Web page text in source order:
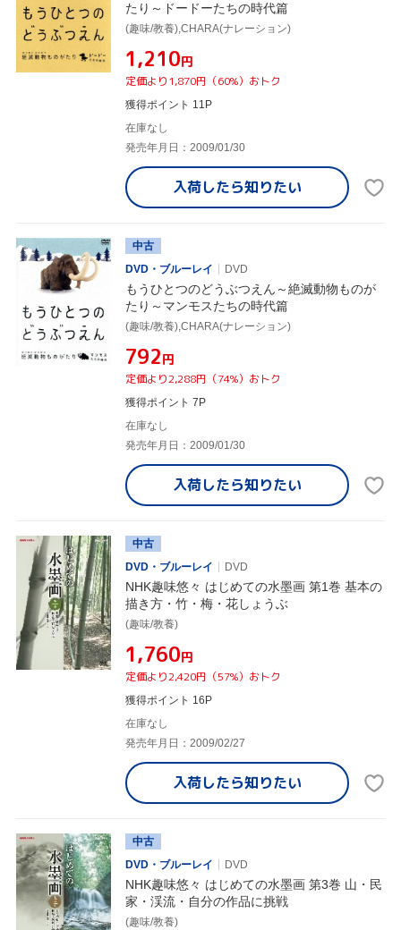
たり～ドードーたちの時代篇
(趣味/教養),CHARA(ナレーション)
¥1,210円
定価より1,870円（60%）おトク
獲得ポイント 11P
在庫なし
発売年月日：2009/01/30
入荷したら知りたい
中古
DVD・ブルーレイ
DVD
もうひとつのどうぶつえん～絶滅動物ものが
たり～マンモスたちの時代篇
(趣味/教養),CHARA(ナレーション)
¥792円
定価より2,288円（74%）おトク
獲得ポイント 7P
在庫なし
発売年月日：2009/01/30
入荷したら知りたい
中古
DVD・ブルーレイ
DVD
NHK趣味悠々 はじめての水墨画 第1巻 基本の
描き方・竹・梅・花しょうぶ
(趣味/教養)
¥1,760円
定価より2,420円（57%）おトク
獲得ポイント 16P
在庫なし
発売年月日：2009/02/27
入荷したら知りたい
中古
DVD・ブルーレイ
DVD
NHK趣味悠々 はじめての水墨画 第3巻 山・民
家・渓流・自分の作品に挑戦
(趣味/教養)